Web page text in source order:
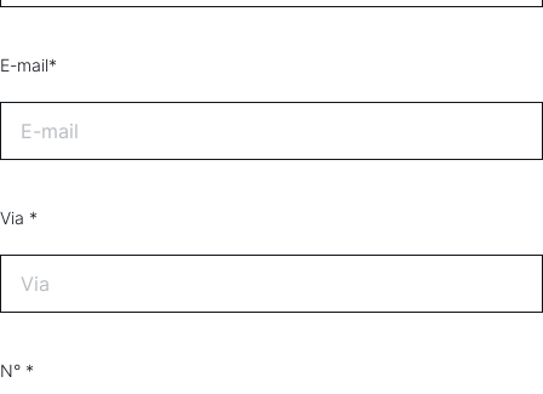
E-mail*
Via *
N° *